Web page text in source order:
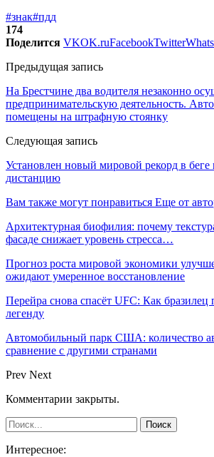
#знак#пдд
174
Поделится VKOK.ruFacebookTwitter
Предыдущая запись
На Брестчине два водителя незаконно
предпринимательскую деятельность.
помещены на штрафную стоянку
Следующая запись
Установлен новый мировой рекорд в
дистанцию
Вам также могут понравиться Еще от
Архитектурная биофилия: почему
фасаде снижает уровень стресса…
Прогноз роста мировой экономики
ожидают умеренное восстановление
Перейра снова спасёт UFC: Как бразилец
легенду
Автомобильный парк США: количество
сравнение с другими странами
Prev Next
Комментарии закрыты.
Интересное: